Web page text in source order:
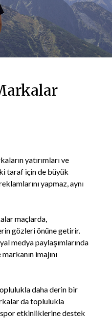
yatırımları ve
taraf için de büyük
yapmaz, aynı
maçlarda,
gözleri önüne getirir.
medya paylaşımlarında
imajını
daha derin bir
da toplulukla
spor etkinliklerine destek